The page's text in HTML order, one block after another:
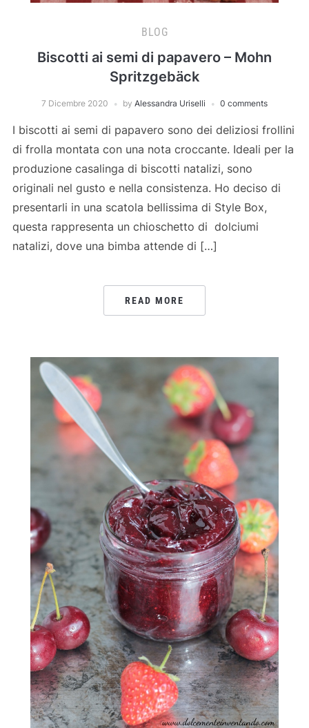
BLOG
Biscotti ai semi di papavero – Mohn
Spritzgebäck
7 Dicembre 2020 by Alessandra Uriselli 0 comments
I biscotti ai semi di papavero sono dei deliziosi frollini
di frolla montata con una nota croccante. Ideali per la
produzione casalinga di biscotti natalizi, sono
originali nel gusto e nella consistenza. Ho deciso di
presentarli in una scatola bellissima di Style Box,
questa rappresenta un chioschetto di dolciumi
natalizi, dove una bimba attende di […]
READ MORE